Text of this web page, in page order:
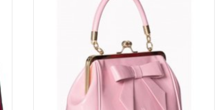
50s stijl roze laktas met een strik aan de
voorkant. Nostalgisch, elegant en chic!
TOEVOEGEN AAN WINKELWAGEN